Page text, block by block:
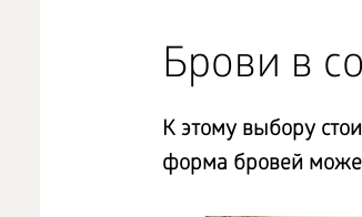
Брови в
К этому выбору
форма бровей